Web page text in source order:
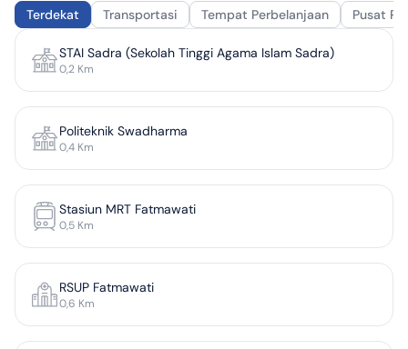
Terdekat Transportasi Tempat Perbelanjaan Pusat
STAI Sadra (Sekolah Tinggi Agama Islam Sadra)
0,2 Km
Politeknik Swadharma
0,4 Km
Stasiun MRT Fatmawati
0,5 Km
RSUP Fatmawati
0,6 Km